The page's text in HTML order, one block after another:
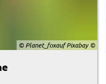
© Planet_foxauf Pixabay